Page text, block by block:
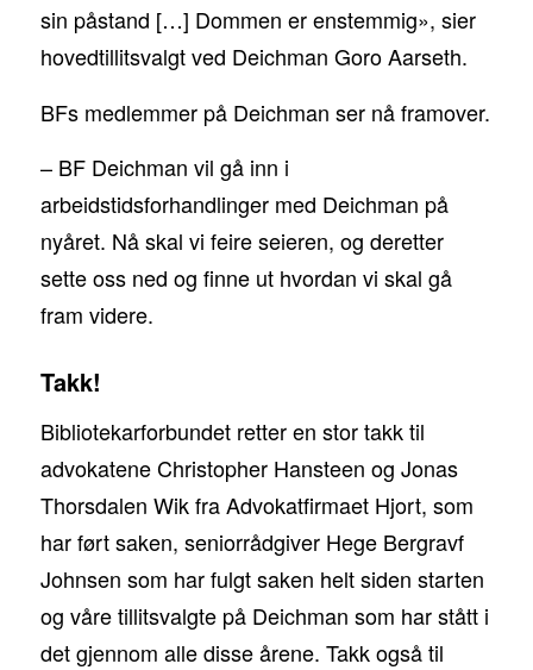
sin påstand […] Dommen er enstemmig», sier
hovedtillitsvalgt ved Deichman Goro Aarseth.
BFs medlemmer på Deichman ser nå framover.
– BF Deichman vil gå inn i
arbeidstidsforhandlinger med Deichman på
nyåret. Nå skal vi feire seieren, og deretter
sette oss ned og finne ut hvordan vi skal gå
fram videre.
Takk!
Bibliotekarforbundet retter en stor takk til
advokatene Christopher Hansteen og Jonas
Thorsdalen Wik fra Advokatfirmaet Hjort, som
har ført saken, seniorrådgiver Hege Bergravf
Johnsen som har fulgt saken helt siden starten
og våre tillitsvalgte på Deichman som har stått i
det gjennom alle disse årene. Takk også til